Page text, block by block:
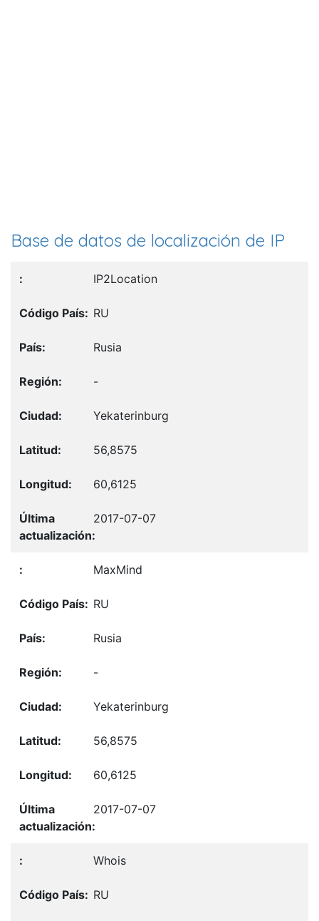
Base de datos de localización de IP
IP2Location
RU
Rusia
-
Yekaterinburg
56,8575
60,6125
2017-07-07
MaxMind
RU
Rusia
-
Yekaterinburg
56,8575
60,6125
2017-07-07
Whois
RU